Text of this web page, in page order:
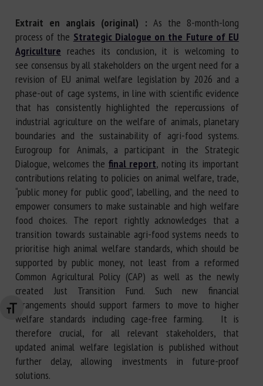
Changer la taille de la police
Extrait en anglais (original) : As the 8-month-long
process of the Strategic Dialogue on the Future of EU
Agriculture reaches its conclusion, it is welcoming to
see consensus by all stakeholders on the urgent need for a
revision of EU animal welfare legislation by 2026 and a
phase-out of cage systems, in line with scientific evidence
that has consistently highlighted the repercussions of
industrial agriculture on the welfare of animals, planetary
boundaries and the sustainability of agri-food systems.
Eurogroup for Animals, a participant in the Strategic
Dialogue, welcomes the final report, noting its important
contributions relating to policies on animal welfare, trade,
“public money for public good”, labelling, and the need to
empower consumers to make sustainable and high welfare
food choices. The report rightly acknowledges that a
transition towards sustainable agri-food systems needs to
prioritise high animal welfare standards, which should be
supported by public money, not least from a reformed
Common Agricultural Policy (CAP) as well as the newly
created Just Transition Fund. Such new financial
arrangements should support farmers to move to higher
welfare standards including cage-free farming. It is
therefore crucial, for all relevant stakeholders, that
updated animal welfare legislation is published without
further delay, allowing investments in future-proof
solutions.